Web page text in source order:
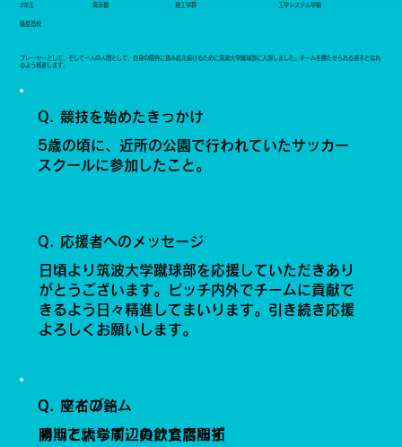
2年生 東京都 理工学群 工学システム学類
暁星高校
Q. 競技を始めたきっかけ
5歳の頃に、近所の公園で行われていたサッカー
スクールに参加したこと。
勝って驕らず、負けて腐らず
Q. 座右の銘
同期と大学周辺の飲食店開拓
Q. マイブーム
Q. 応援者へのメッセージ
日頃より筑波大学蹴球部を応援していただきあり
がとうございます。ピッチ内外でチームに貢献で
きるよう日々精進してまいります。引き続き応援
よろしくお願いします。
プレーヤーとして、そして一人の人間として、自身の限界に挑み超え続けるために筑波大学蹴球部に入部しました。チームを勝たせられる選手となれ
るよう精進します。